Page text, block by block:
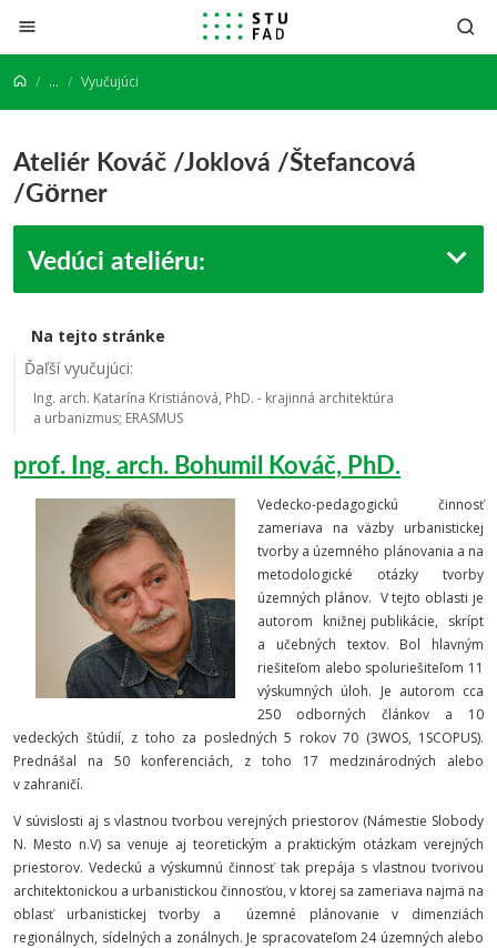
Prejsť na obsah
... Vyučujúci
Ateliér Kováč /Joklová /Štefancová
/Görner
Vedúci ateliéru:
Na tejto stránke
Ďaľší vyučujúci:
Ing. arch. Katarína Kristiánová, PhD. - krajinná architektúra
a urbanizmus; ERASMUS
prof. Ing. arch. Bohumil Kováč, PhD.
Vedecko-pedagogickú činnosť
zameriava na väzby urbanistickej
tvorby a územného plánovania a na
metodologické otázky tvorby
územných plánov. V tejto oblasti je
autorom knižnej publikácie, skrípt
a učebných textov. Bol hlavným
riešiteľom alebo spoluriešiteľom 11
výskumných úloh. Je autorom cca
250 odborných článkov a 10
vedeckých štúdií, z toho za posledných 5 rokov 70 (3WOS, 1SCOPUS).
Prednášal na 50 konferenciách, z toho 17 medzinárodných alebo
v zahraničí.
V súvislosti aj s vlastnou tvorbou verejných priestorov (Námestie Slobody
N. Mesto n.V) sa venuje aj teoretickým a praktickým otázkam verejných
priestorov. Vedeckú a výskumnú činnosť tak prepája s vlastnou tvorivou
architektonickou a urbanistickou činnosťou, v ktorej sa zameriava najmä na
oblasť urbanistickej tvorby a územné plánovanie v dimenziách
regionálnych, sídelných a zonálnych. Je spracovateľom 24 územných alebo